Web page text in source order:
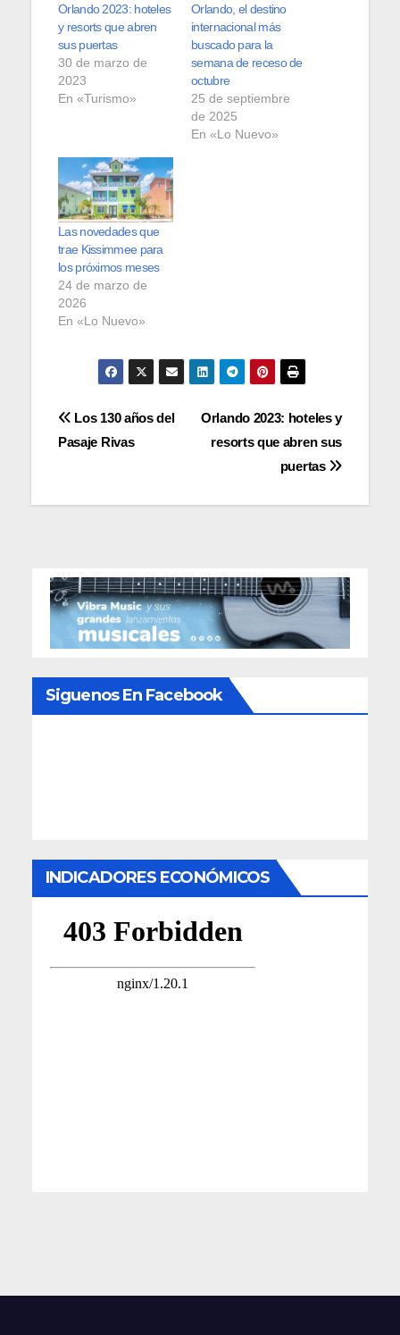
Orlando 2023: hoteles
y resorts que abren
sus puertas
30 de marzo de
2023
En «Turismo»
Orlando, el destino
internacional más
buscado para la
semana de receso de
octubre
25 de septiembre
de 2025
En «Lo Nuevo»
Las novedades que
trae Kissimmee para
los próximos meses
24 de marzo de
2026
En «Lo Nuevo»
Navegación
de
entradas
Orlando 2023: hoteles y
resorts que abren sus
puertas
Los 130 años del
Pasaje Rivas
Siguenos En Facebook
INDICADORES ECONÓMICOS